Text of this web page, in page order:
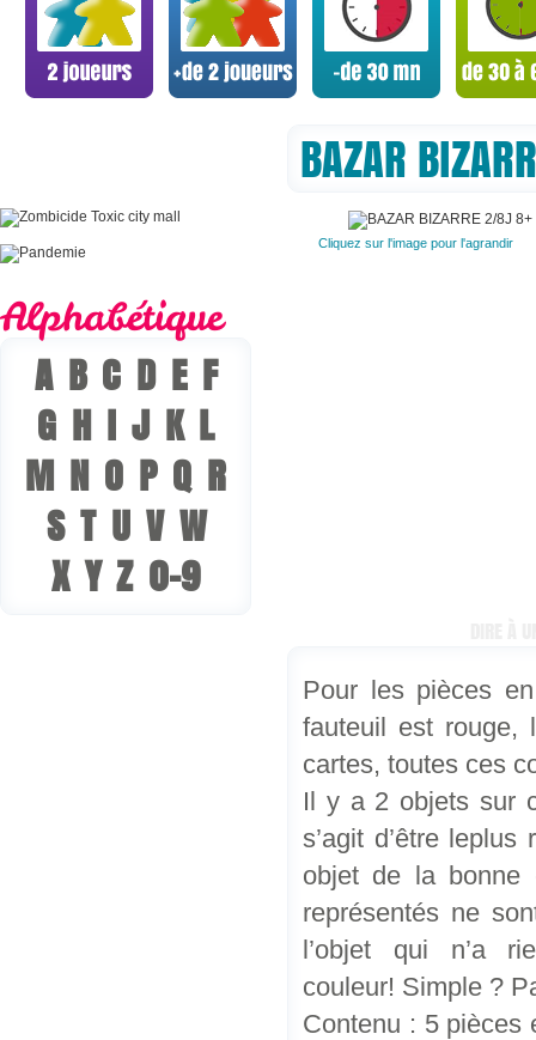
Alphabétique
A B C D E F
G H I J K L
M N O P Q R
S T U V W
X Y Z 0-9
BAZAR
Cliquez sur l'image pour l'agrandir
Pour les pièces
fauteuil est
cartes, toutes ces
Il y a 2 objets sur
s’agit d’être
objet de la bonne
représentés ne
l’objet qui n’a
couleur! Simple ?
Contenu : 5 pièces